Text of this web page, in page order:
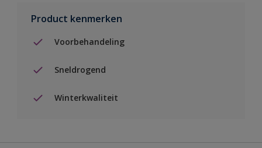
Product kenmerken
Voorbehandeling
Sneldrogend
Winterkwaliteit